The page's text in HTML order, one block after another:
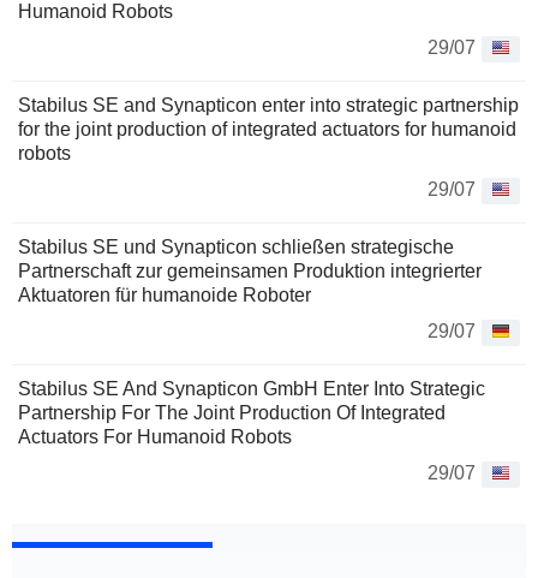
Humanoid Robots
29/07
Stabilus SE and Synapticon enter into strategic partnership
for the joint production of integrated actuators for humanoid
robots
29/07
Stabilus SE und Synapticon schließen strategische
Partnerschaft zur gemeinsamen Produktion integrierter
Aktuatoren für humanoide Roboter
29/07
Stabilus SE And Synapticon GmbH Enter Into Strategic
Partnership For The Joint Production Of Integrated
Actuators For Humanoid Robots
29/07